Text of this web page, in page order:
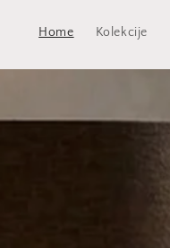
Home Kolekcije